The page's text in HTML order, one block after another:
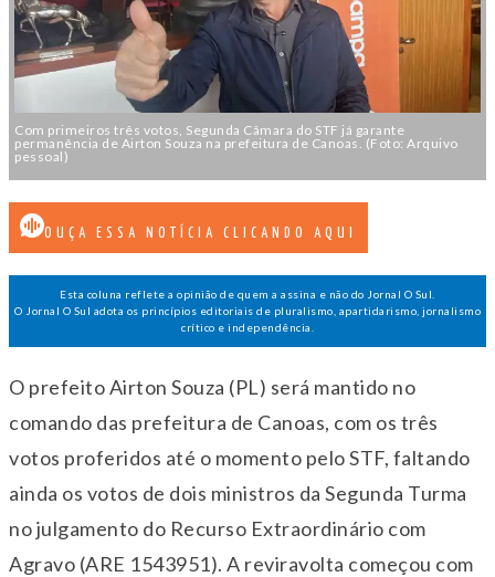
Com primeiros três votos, Segunda Câmara do STF já garante
permanência de Airton Souza na prefeitura de Canoas. (Foto: Arquivo
pessoal)
OUÇA ESSA NOTÍCIA CLICANDO AQUI
Esta coluna reflete a opinião de quem a assina e não do Jornal O Sul.
O Jornal O Sul adota os princípios editoriais de pluralismo, apartidarismo, jornalismo
crítico e independência.
O prefeito Airton Souza (PL) será mantido no
comando das prefeitura de Canoas, com os três
votos proferidos até o momento pelo STF, faltando
ainda os votos de dois ministros da Segunda Turma
no julgamento do Recurso Extraordinário com
Agravo (ARE 1543951). A reviravolta começou com